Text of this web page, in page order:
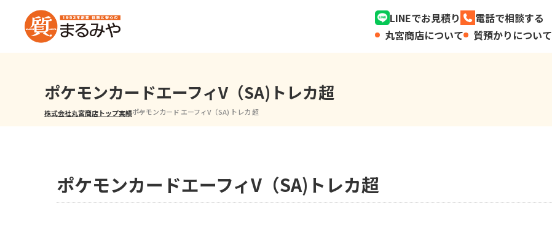
LINEでお見積り
電話で相談する
丸宮商店について
質預かりについて
ポケモンカードエーフィV（SA)トレカ超
株式会社丸宮商店トップ⁩実績ポケモンカード エーフィV（SA) トレカ 超
ポケモンカードエーフィV（SA)トレカ超